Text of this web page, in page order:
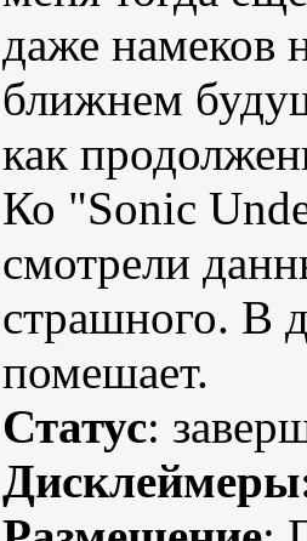
даже намеков
ближнем
как
Ко "Sonic
смотрели
страшного. В
помешает.
Статус: